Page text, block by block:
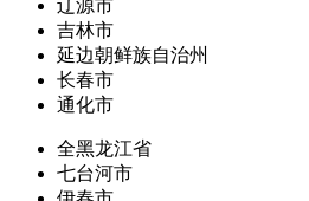
辽源市
吉林市
延边朝鲜族自治州
长春市
通化市
全黑龙江省
七台河市